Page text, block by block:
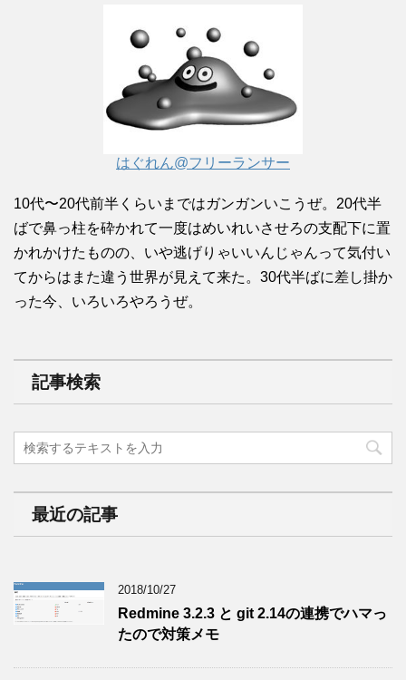
はぐれん@フリーランサー
10代〜20代前半くらいまではガンガンいこうぜ。20代半
ばで鼻っ柱を砕かれて一度はめいれいさせろの支配下に置
かれかけたものの、いや逃げりゃいいんじゃんって気付い
てからはまた違う世界が見えて来た。30代半ばに差し掛か
った今、いろいろやろうぜ。
記事検索
最近の記事
2018/10/27
Redmine 3.2.3 と git 2.14の連携でハマっ
たので対策メモ